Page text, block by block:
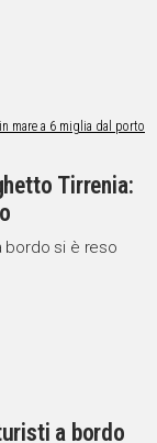
Tirrenia:
bordo si è reso
a bordo